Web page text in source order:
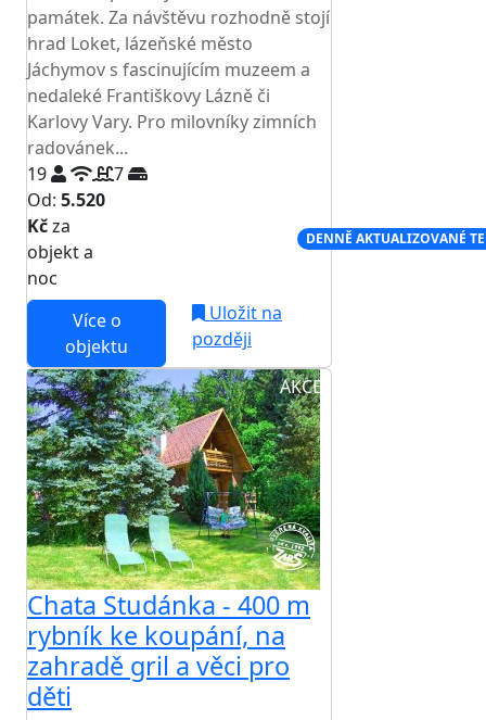
památek. Za návštěvu rozhodně stojí
hrad Loket, lázeňské město
Jáchymov s fascinujícím muzeem a
nedaleké Františkovy Lázně či
Karlovy Vary. Pro milovníky zimních
radovánek...
19
7
Od: 5.520
Kčza
objekt a
noc
DENNĚ AKTUALIZOVANÉ
Více o
objektu
Uložit na
později
AKCE
Chata Studánka - 400 m
rybník ke koupání, na
zahradě gril a věci pro
děti